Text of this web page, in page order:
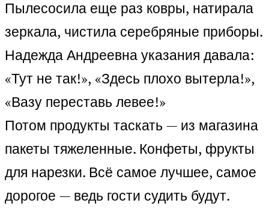
Пылесосила еще раз ковры, натирала
зеркала, чистила серебряные приборы.
Надежда Андреевна указания давала:
«Тут не так!», «Здесь плохо вытерла!»,
«Вазу переставь левее!»
Потом продукты таскать — из магазина
пакеты тяжеленные. Конфеты, фрукты
для нарезки. Всё самое лучшее, самое
дорогое — ведь гости судить будут.